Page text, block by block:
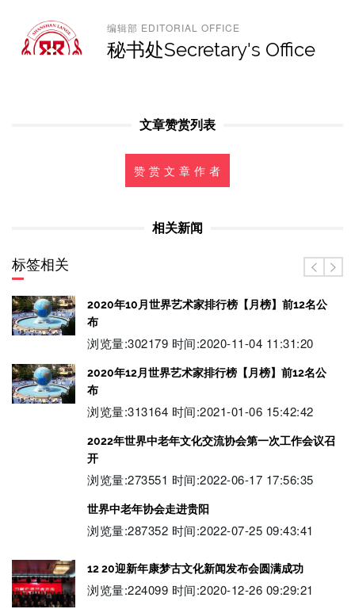
编辑部 EDITORIAL OFFICE
秘书处Secretary's Office
文章赞赏列表
赞 赏 文 章 作 者
相关新闻
标签相关
2020年10月世界艺术家排行榜【月榜】前12名公
布
浏览量:302179 时间:2020-11-04 11:31:20
2020年12月世界艺术家排行榜【月榜】前12名公
布
浏览量:313164 时间:2021-01-06 15:42:42
2022年世界中老年文化交流协会第一次工作会议召
开
浏览量:273551 时间:2022-06-17 17:56:35
世界中老年协会走进贵阳
浏览量:287352 时间:2022-07-25 09:43:41
12 20迎新年康梦古文化新闻发布会圆满成功
浏览量:224099 时间:2020-12-26 09:29:21